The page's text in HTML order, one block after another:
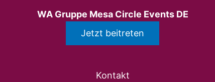
WA Gruppe Mesa Circle Events DE
Jetzt beitreten
Kontakt